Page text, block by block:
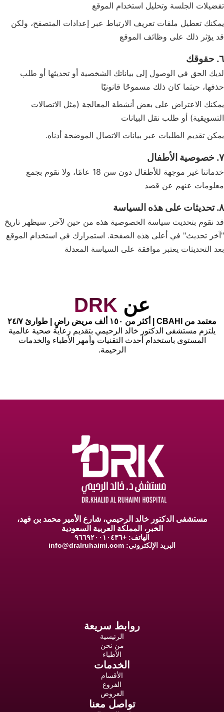
تفضيلات الجلسة وتحليل استخدام الموقع
يمكنك تعطيل ملفات تعريف الارتباط عبر إعدادات المتصفح، ولكن
قد يؤثر ذلك على وظائف الموقع
٦. حقوقك
لديك الحق في الوصول إلى بياناتك الشخصية أو تحديثها أو طلب
حذفها، حيثما كان ذلك مسموحًا قانونيًا
يمكنك الاعتراض على بعض أنشطة المعالجة (مثل الاتصالات
التسويقية) أو طلب نقل البيانات
يمكن تقديم الطلبات عبر بيانات الاتصال الموضحة أدناه.
٧. خصوصية الأطفال
خدماتنا غير موجهة للأطفال دون سن 18 عامًا، ولا نقوم بجمع
معلومات عنهم عن قصد
٨. تحديثات على هذه السياسة
قد نقوم بتحديث سياسة الخصوصية هذه من حين لآخر. سيظهر تاريخ
"آخر تحديث" في أعلى هذه الصفحة. استمرارك في استخدام الموقع
بعد التحديثات يعتبر موافقة على السياسة المعدلة
عن DRK
معتمد من CBAHI | أكثر من ١٥٠ ألف مريض راضٍ | طوارئ ٢٤/٧
يلتزم مستشفى الدكتور خالد الرحيمي بتقديم رعاية صحية عالمية
المستوى باستخدام أحدث التقنيات وأمهر الأطباء والخدمات
الرحيمة.
مستشفى الدكتور خالد الرحيمي، شارع الأمير محمد بن فهد،
الخبر، المملكة العربية السعودية
الهاتف: +٩٦٦٩٢٠٠١٠٤٣٦
البريد الإلكتروني: info@dralruhaimi.com
روابط سريعة
الرئيسية
من نحن
الأطباء
الخدمات
الأقسام
الفروع
العروض
تواصل معنا